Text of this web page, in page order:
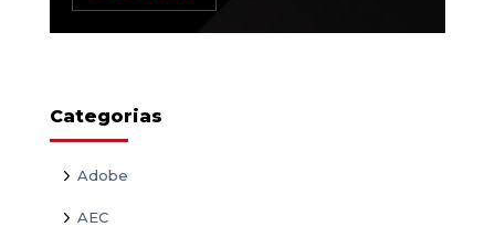
Categorias
Adobe
AEC